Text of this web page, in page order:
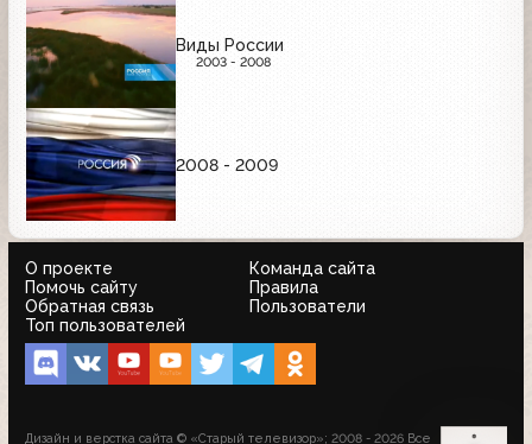
Виды России
2003 - 2008
2008 - 2009
О проекте
Команда сайта
Помочь сайту
Правила
Обратная связь
Пользователи
Топ пользователей
Дизайн и верстка сайта © «Старый телевизор»; 2008 - 2026 Все